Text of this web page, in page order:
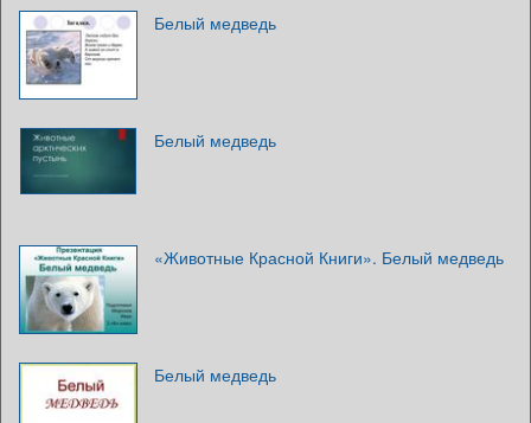
Белый медведь
Белый медведь
«Животные Красной Книги». Белый медведь
Белый медведь